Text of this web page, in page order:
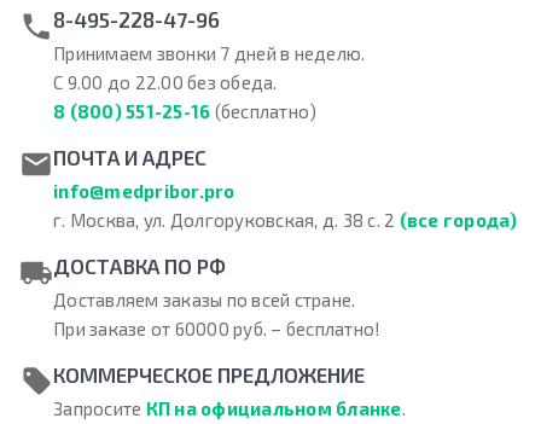
8-495-228-47-96
Принимаем звонки 7 дней в неделю.
С 9.00 до 22.00 без обеда.
8 (800) 551-25-16 (бесплатно)
ПОЧТА И АДРЕС
info@medpribor.pro
г. Москва, ул. Долгоруковская, д. 38 с. 2 (все города)
ДОСТАВКА ПО РФ
Доставляем заказы по всей стране.
При заказе от 60000 руб. – бесплатно!
КОММЕРЧЕСКОЕ ПРЕДЛОЖЕНИЕ
Запросите КП на официальном бланке